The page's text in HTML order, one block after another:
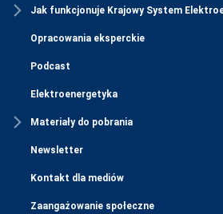
Jak funkcjonuje Krajowy System
Opracowania eksperckie
Podcast
Elektroenergetyka
Materiały do pobrania
Newsletter
Kontakt dla mediów
Zaangażowanie społeczne